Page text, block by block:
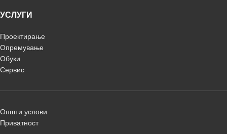
УСЛУГИ
Проектирање
Опремување
Обуки
Сервис
Општи услови
Приватност